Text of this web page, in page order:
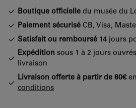
Boutique officielle du musée du
Paiement sécurisé CB, Visa,
Satisfait ou remboursé 14 jours
Expédition sous 1 à 2 jours
livraison
Livraison offerte à partir de 80€
conditions